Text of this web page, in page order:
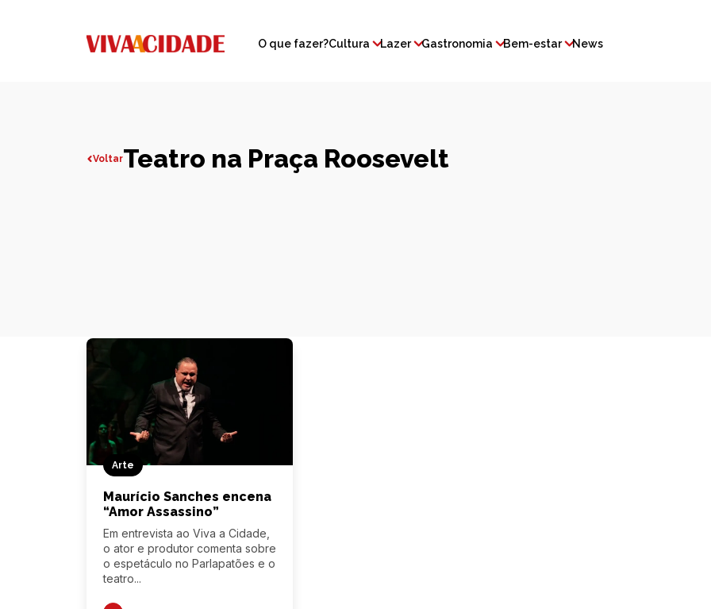
O que fazer?Cultura Lazer Gastronomia Bem-estar News
VoltarTeatro na Praça Roosevelt
Arte
Maurício Sanches encena
“Amor Assassino”
Em entrevista ao Viva a Cidade,
o ator e produtor comenta sobre
o espetáculo no Parlapatões e o
teatro...